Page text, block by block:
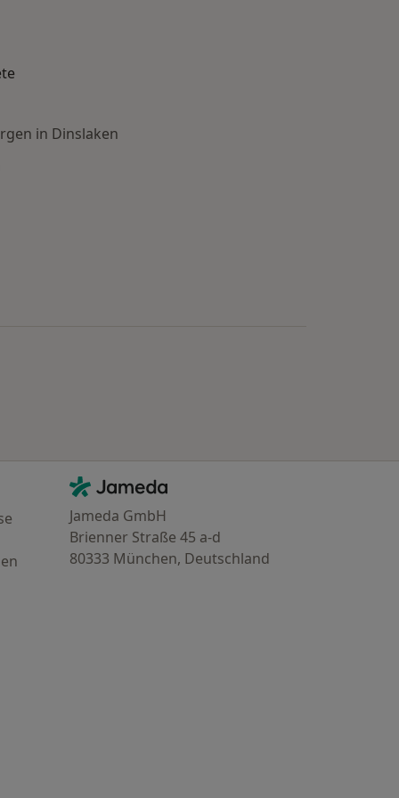
in Dinslaken
Kontakt
Jameda - Startseite
Jameda GmbH
Brienner Straße 45 a-d
80333 München, Deutschland